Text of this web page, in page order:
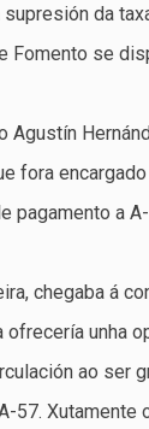
da
Fomento se
Agustín
fora
pagamento a
chegaba á
unha
ao ser
57.